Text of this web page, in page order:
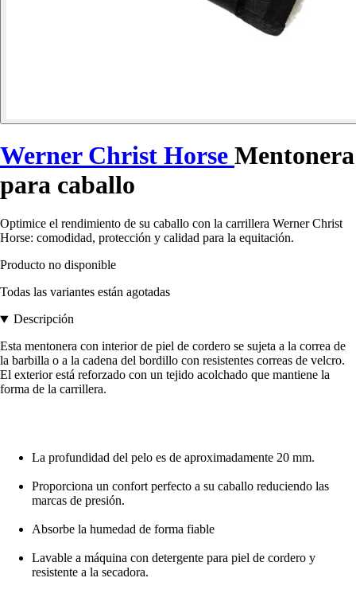
Werner Christ Horse Mentonera
para caballo
Optimice el rendimiento de su caballo con la carrillera Werner Christ
Horse: comodidad, protección y calidad para la equitación.
Producto no disponible
Todas las variantes están agotadas
Descripción
Esta mentonera con interior de piel de cordero se sujeta a la correa de
la barbilla o a la cadena del bordillo con resistentes correas de velcro.
El exterior está reforzado con un tejido acolchado que mantiene la
forma de la carrillera.
La profundidad del pelo es de aproximadamente 20 mm.
Proporciona un confort perfecto a su caballo reduciendo las
marcas de presión.
Absorbe la humedad de forma fiable
Lavable a máquina con detergente para piel de cordero y
resistente a la secadora.